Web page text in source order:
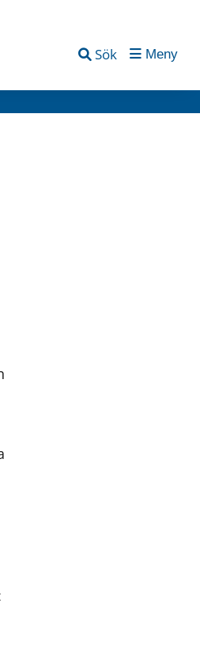
Sök Meny